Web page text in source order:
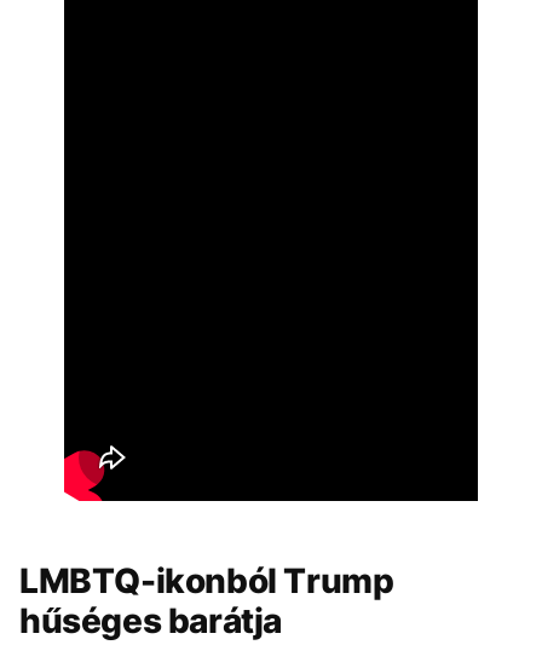
LMBTQ-ikonból Trump
hűséges barátja